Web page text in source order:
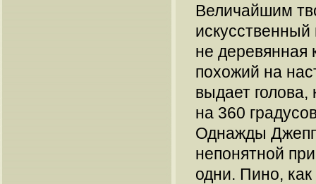
Величайшим
не деревянная
похожий на
выдает
на 360
Однажды
непонятной
одни. Пино,